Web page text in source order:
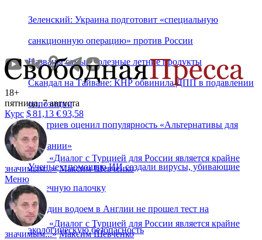
Зеленский: Украина подготовит «специальную
санкционную операцию» против России
Названы самые полезные летние продукты
Скандал на Тайване: КНР обвинила ДПП в подавлении
оппозиции
Дмитриев оценил популярность «Альтернативы для
Германии»
Ученые с помощью ИИ создали вирусы, убивающие
кишечную палочку
Ни один водоем в Англии не прошел тест на
экологическую безопасность
18+
пятница, 7 августа
Курс $81,13 €93,58
«Диалог с Турцией для России является крайне
значимым...» Максим Шевченко
Меню
«Диалог с Турцией для России является крайне
значимым...» Максим Шевченко